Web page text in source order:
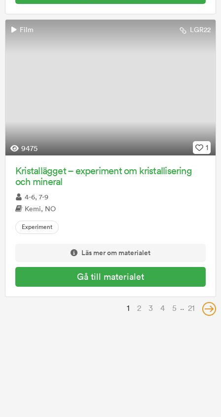
Film LGR22
9475 1
Kristallägget – experiment om kristallisering
och mineral
4-6, 7-9
Kemi, NO
Experiment
Läs mer om materialet
Gå till materialet
1 2 3 4 5 .. 21